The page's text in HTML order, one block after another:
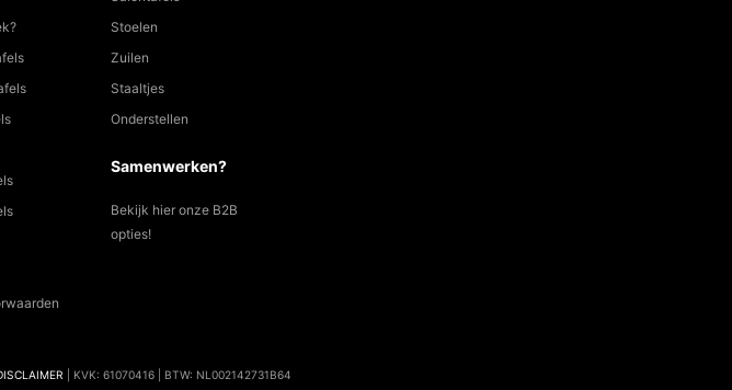
Stoelen
Zuilen
Staaltjes
Onderstellen
Samenwerken?
Bekijk hier onze B2B
opties!
| KVK: 61070416 | BTW: NL002142731B64